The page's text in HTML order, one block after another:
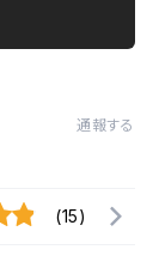
通報する
(15)